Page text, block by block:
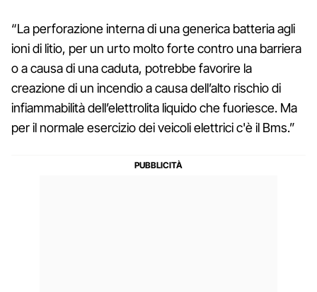
“La perforazione interna di una generica batteria agli
ioni di litio, per un urto molto forte contro una barriera
o a causa di una caduta, potrebbe favorire la
creazione di un incendio a causa dell’alto rischio di
infiammabilità dell’elettrolita liquido che fuoriesce. Ma
per il normale esercizio dei veicoli elettrici c'è il Bms.”